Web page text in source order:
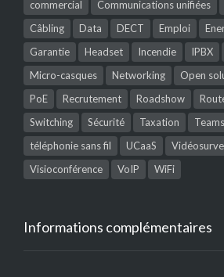
commercial
Communications unifiées
Câbling
Data DECT Emploi
Garantie
Headset Incendie IPBX
Micro-casques
Networking Open
PoE
Recrutement Roadshow
Switching
Sécurité Taxation Teams
téléphonie sans fil
UCaaS
Visioconférence
VoIP WiFi
Informations complémentaires